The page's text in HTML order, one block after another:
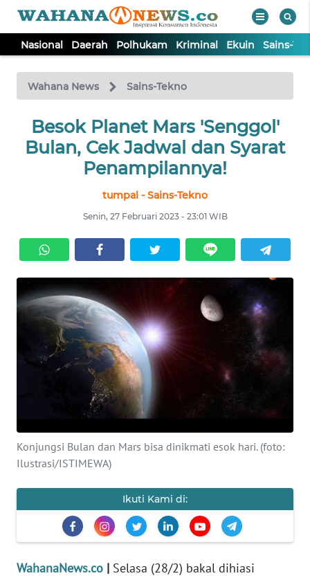
Nasional Daerah Polhukam Kriminal Ekuin Sains-
Wahana News Sains-Tekno
Besok Planet Mars 'Senggol'
Bulan, Cek Jadwal dan Syarat
Penampilannya!
tumpal - Sains-Tekno
Senin, 27 Februari 2023 - 23:01 WIB
Konjungsi Bulan dan Mars bisa dinikmati esok hari. (foto:
Ilustrasi/ISTIMEWA)
Ikuti Kami di:
WahanaNews.co | Selasa (28/2) bakal dihiasi
TV
Tutup
NASIONAL
KRIMINAL
EKUIN
SAINS-TEKNO
KESEHATAN
INTERNASIONAL
SERBA-SERBI
PENDIDIKAN
OLAHRAGA